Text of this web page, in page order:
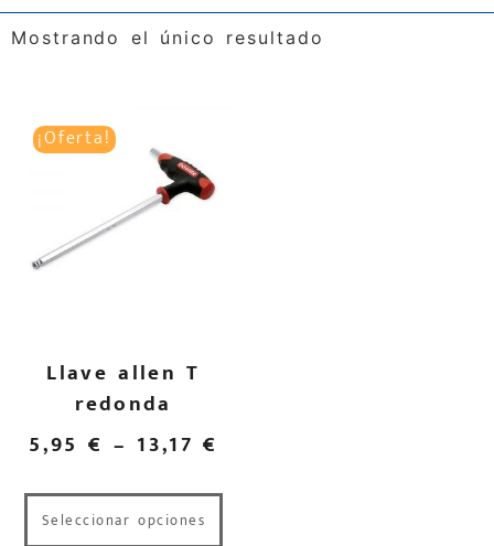
Mostrando el único resultado
¡Oferta!
Llave allen T
redonda
5,95 € – 13,17€
Seleccionar opciones